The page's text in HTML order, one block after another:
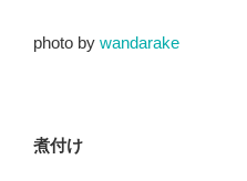
photo by wandarake
煮付け